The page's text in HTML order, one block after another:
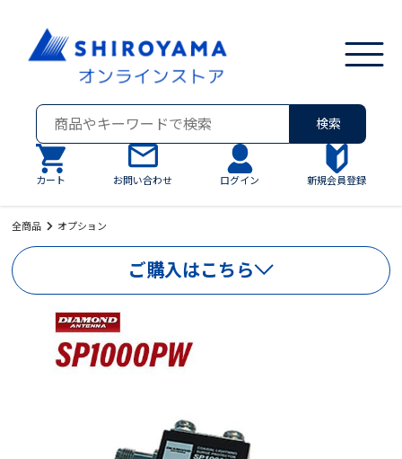
検索
カート お問い合わせ ログイン 新規会員登録
全商品 オプション
ご購入はこちら